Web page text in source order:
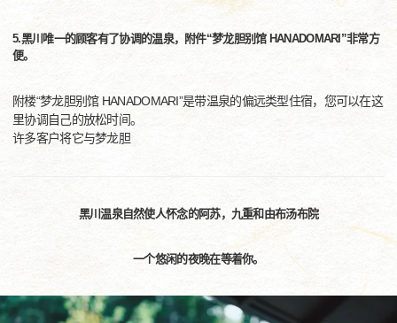
5.黑川唯一的顾客有了协调的温泉，附件“梦龙胆别馆 HANADOMARI”非常方
便。
附楼“梦龙胆别馆 HANADOMARI”是带温泉的偏远类型住宿，您可以在这
里协调自己的放松时间。
许多客户将它与梦龙胆
黑川温泉自然使人怀念的阿苏，九重和由布汤布院
一个悠闲的夜晚在等着你。